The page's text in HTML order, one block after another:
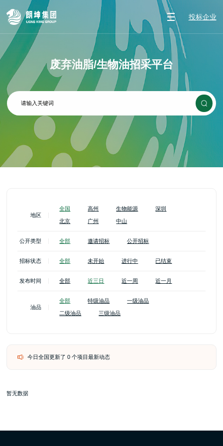
投标企业
废弃油脂/生物油招采平台
地区
全国 高州 生物能源 深圳
北京 广州 中山
公开类型 全部 邀请招标 公开招标
招标状态 全部 未开始 进行中 已结束
发布时间 全部 近三日 近一周 近一月
油品
全部 特级油品 一级油品
二级油品 三级油品
今日全国更新了 0 个项目最新动态
暂无数据